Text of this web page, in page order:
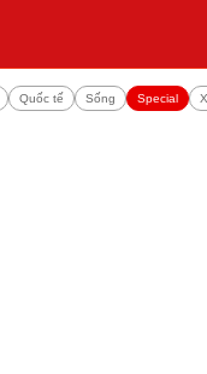
Quốc tế Sống Special